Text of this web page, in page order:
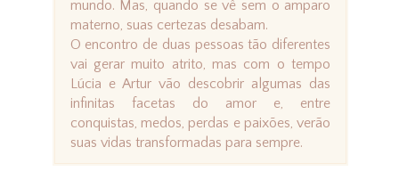
mundo. Mas, quando se vê sem o amparo
materno, suas certezas desabam.
O encontro de duas pessoas tão diferentes
vai gerar muito atrito, mas com o tempo
Lúcia e Artur vão descobrir algumas das
infinitas facetas do amor e, entre
conquistas, medos, perdas e paixões, verão
suas vidas transformadas para sempre.